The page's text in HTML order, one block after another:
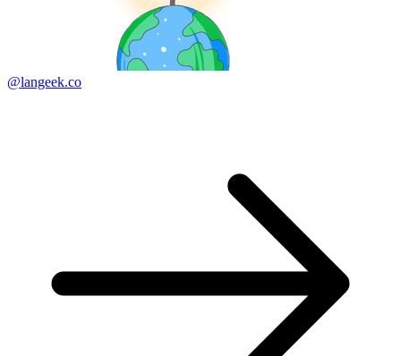
@langeek.co